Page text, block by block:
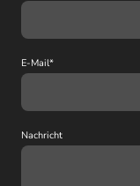
E-Mail*
Nachricht